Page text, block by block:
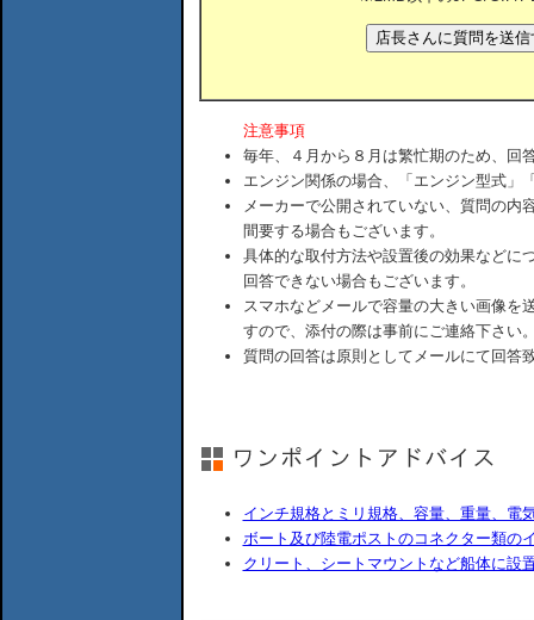
注意事項
毎年、４月から８月は繁忙期のため、回
エンジン関係の場合、「エンジン型式」
メーカーで公開されていない、質問の内
間要する場合もございます。
具体的な取付方法や設置後の効果などに
回答できない場合もございます。
スマホなどメールで容量の大きい画像を
すので、添付の際は事前にご連絡下さい
質問の回答は原則としてメールにて回答
インチ規格とミリ規格、容量、重量、電
ボート及び陸電ポストのコネクター類の
クリート、シートマウントなど船体に設